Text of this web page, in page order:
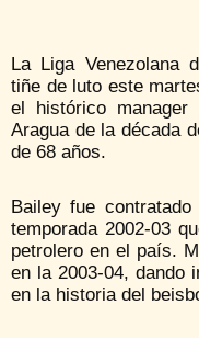
La Liga Venezolana
tiñe de luto este
el histórico
Aragua de la década
de 68 años.
Bailey fue
temporada 2002-03
petrolero en el país.
en la 2003-04, dando
en la historia del